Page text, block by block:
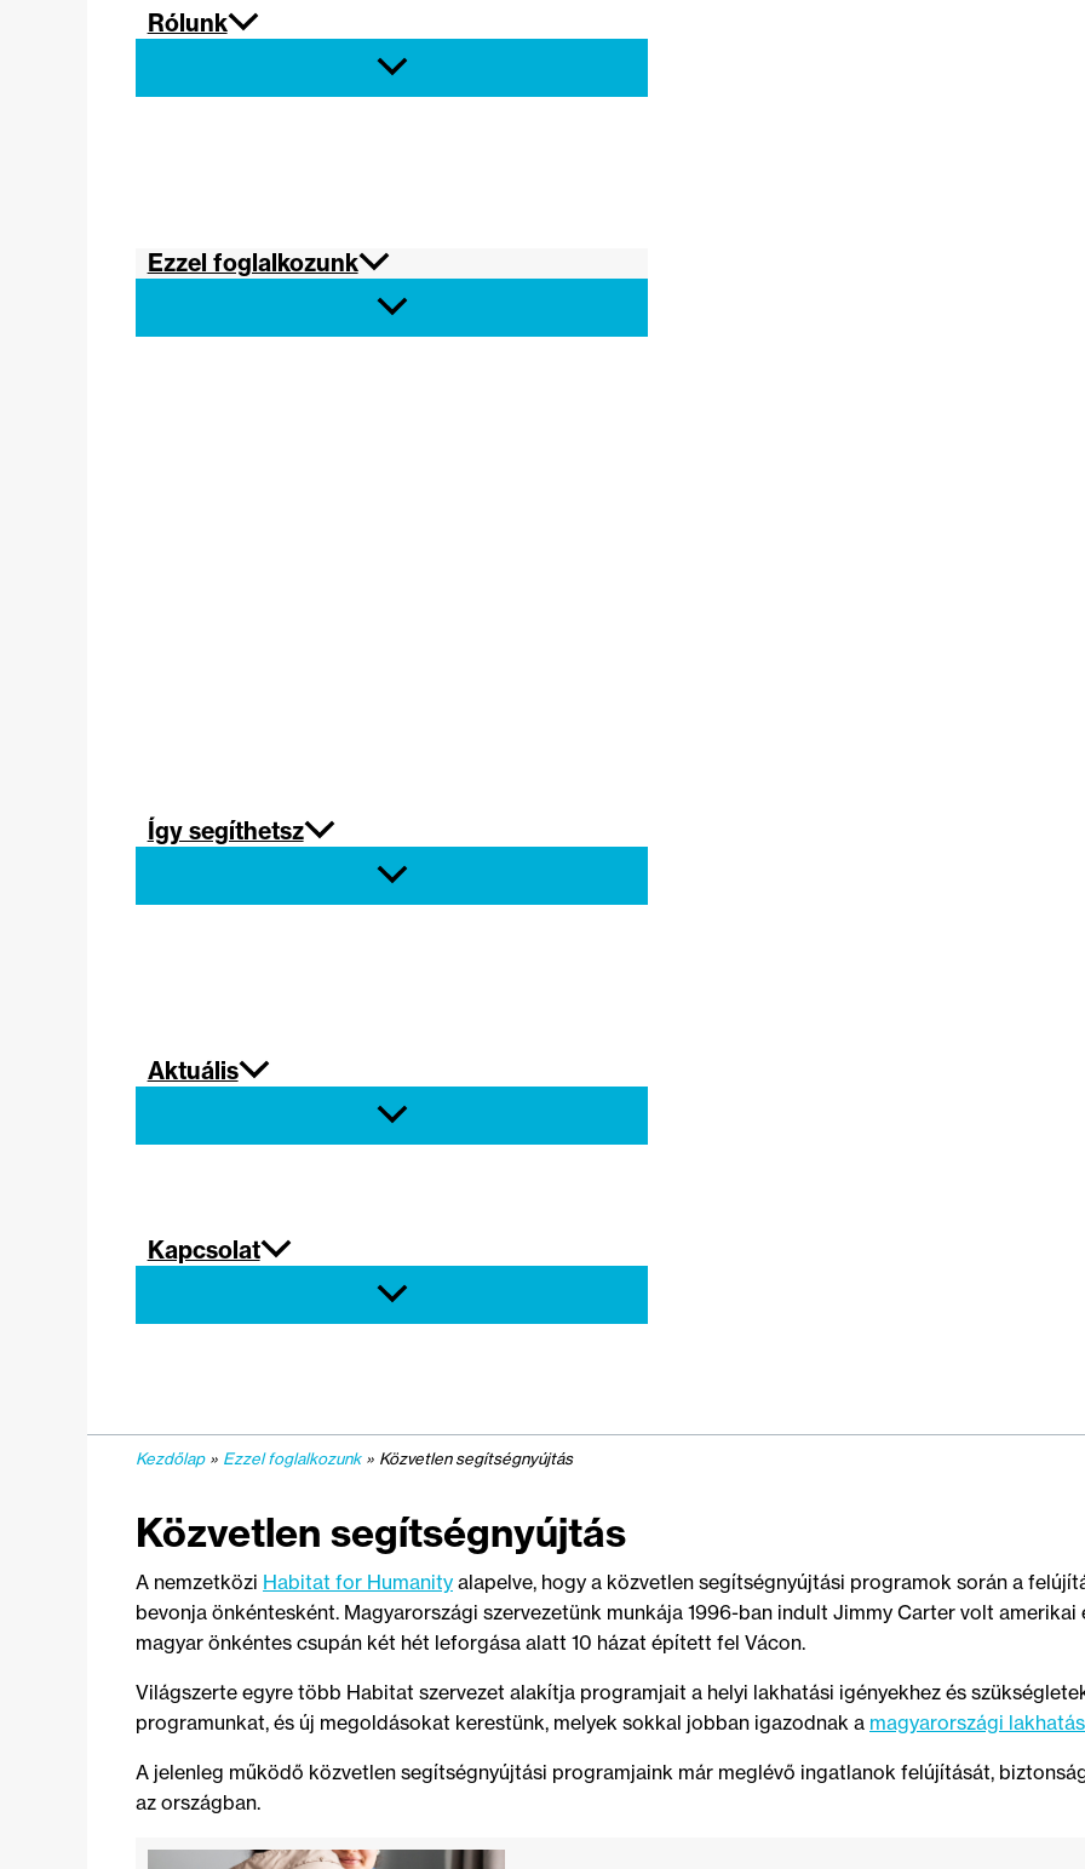
Rólunk
Ezzel foglalkozunk
Így segíthetsz
Aktuális
Kapcsolat
Kezdőlap Ezzel foglalkozunk Közvetlen segítségnyújtás
Közvetlen segítségnyújtás
A nemzetközi Habitat for Humanity alapelve, hogy a közvetlen segítségnyújtási programok során a
bevonja önkéntesként. Magyarországi szervezetünk munkája 1996-ban indult Jimmy Carter volt
magyar önkéntes csupán két hét leforgása alatt 10 házat épített fel Vácon.
Világszerte egyre több Habitat szervezet alakítja programjait a helyi lakhatási igényekhez és
programunkat, és új megoldásokat kerestünk, melyek sokkal jobban igazodnak a magyarországi
A jelenleg működő közvetlen segítségnyújtási programjaink már meglévő ingatlanok felújítását,
az országban.